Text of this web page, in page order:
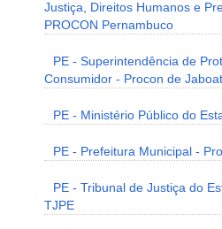
Justiça, Direitos Humanos e
PROCON Pernambuco
PE - Superintendência de
Consumidor - Procon de
PE - Ministério Público do
PE - Prefeitura Municipal -
PE - Tribunal de Justiça do
TJPE